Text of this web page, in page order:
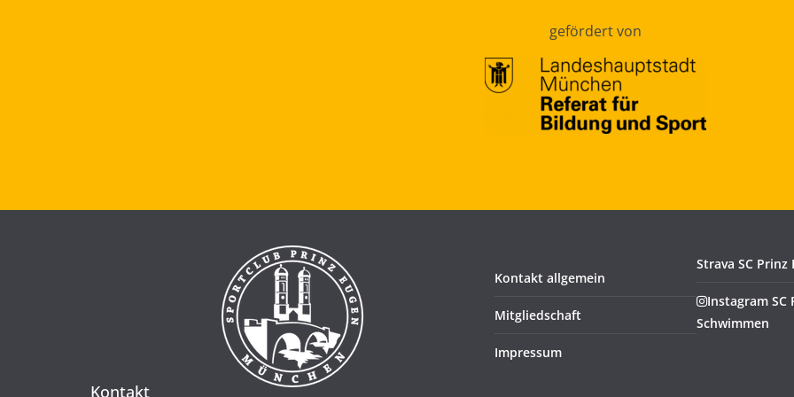
gefördert von
Kontakt
Kontakt allgemein
Mitgliedschaft
Impressum
Strava SC
Instagram SC
Schwimmen